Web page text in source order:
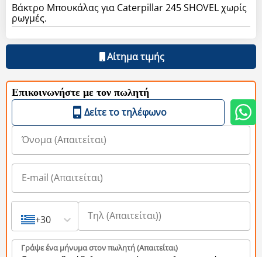
Βάκτρο Μπουκάλας για Caterpillar 245 SHOVEL χωρίς
ρωγμές.
Αίτημα τιμής
Επικοινωνήστε με τον πωλητή
Δείτε το τηλέφωνο
+30
Γράψε ένα μήνυμα στον πωλητή (Aπαιτείται)